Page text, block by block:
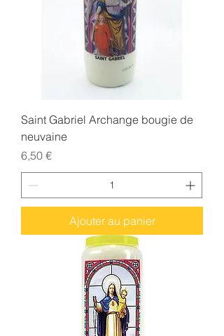
Saint Gabriel Archange bougie de
neuvaine
Prix
6,50 €
Ajouter au panier